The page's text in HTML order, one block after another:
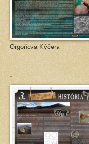
Orgoňova Kýčera
.